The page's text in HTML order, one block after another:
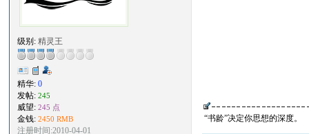
级别:精灵王
精华:0
发帖:245
威望:245 点
金钱:2450 RMB
注册时间:2010-04-01
“书龄”决定你思想的深度。